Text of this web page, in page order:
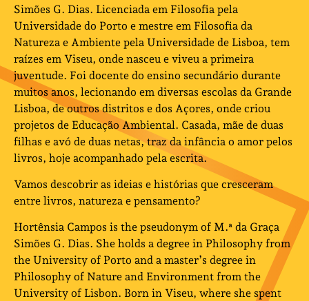
Simões G. Dias. Licenciada em Filosofia pela
Universidade do Porto e mestre em Filosofia da
Natureza e Ambiente pela Universidade de Lisboa, tem
raízes em Viseu, onde nasceu e viveu a primeira
juventude. Foi docente do ensino secundário durante
muitos anos, lecionando em diversas escolas da Grande
Lisboa, de outros distritos e dos Açores, onde criou
projetos de Educação Ambiental. Casada, mãe de duas
filhas e avó de duas netas, traz da infância o amor pelos
livros, hoje acompanhado pela escrita.
Vamos descobrir as ideias e histórias que cresceram
entre livros, natureza e pensamento?
Hortênsia Campos is the pseudonym of M.ª da Graça
Simões G. Dias. She holds a degree in Philosophy from
the University of Porto and a master’s degree in
Philosophy of Nature and Environment from the
University of Lisbon. Born in Viseu, where she spent